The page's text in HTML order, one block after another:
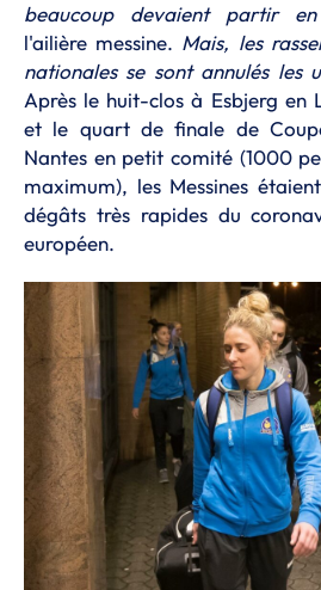
beaucoup devaient partir en
l'ailière messine. Mais, les
nationales se sont annulés les
Après le huit-clos à Esbjerg en
et le quart de finale de
Nantes en petit comité (1000
maximum), les Messines
dégâts très rapides du
européen.